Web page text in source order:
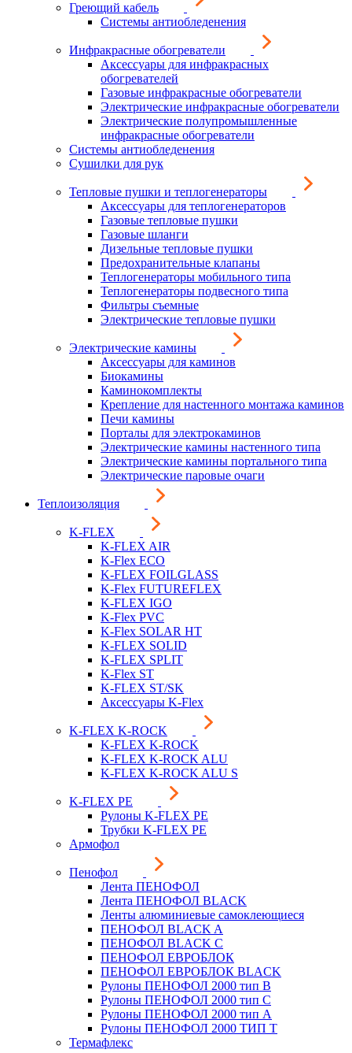
Греющий кабель
Системы антиобледенения
Инфракрасные обогреватели
Аксессуары для инфракрасных
обогревателей
Газовые инфракрасные обогреватели
Электрические инфракрасные обогреватели
Электрические полупромышленные
инфракрасные обогреватели
Системы антиобледенения
Сушилки для рук
Тепловые пушки и теплогенераторы
Аксессуары для теплогенераторов
Газовые тепловые пушки
Газовые шланги
Дизельные тепловые пушки
Предохранительные клапаны
Теплогенераторы мобильного типа
Теплогенераторы подвесного типа
Фильтры съемные
Электрические тепловые пушки
Электрические камины
Аксессуары для каминов
Биокамины
Каминокомплекты
Крепление для настенного монтажа каминов
Печи камины
Порталы для электрокаминов
Электрические камины настенного типа
Электрические камины портального типа
Электрические паровые очаги
Теплоизоляция
K-FLEX
K-FLEX AIR
K-Flex ECO
K-FLEX FOILGLASS
K-Flex FUTUREFLEX
K-FLEX IGO
K-Flex PVC
K-Flex SOLAR HT
K-FLEX SOLID
K-FLEX SPLIT
K-Flex ST
K-FLEX ST/SK
Аксессуары K-Flex
K-FLEX K-ROCK
K-FLEX K-ROCK
K-FLEX K-ROCK ALU
K-FLEX K-ROCK ALU S
K-FLEX PE
Рулоны K-FLEX PE
Трубки K-FLEX PE
Армофол
Пенофол
Лента ПЕНОФОЛ
Лента ПЕНОФОЛ BLACK
Ленты алюминиевые самоклеющиеся
ПЕНОФОЛ BLACK A
ПЕНОФОЛ BLACK С
ПЕНОФОЛ ЕВРОБЛОК
ПЕНОФОЛ ЕВРОБЛОК BLACK
Рулоны ПЕНОФОЛ 2000 тип B
Рулоны ПЕНОФОЛ 2000 тип C
Рулоны ПЕНОФОЛ 2000 тип А
Рулоны ПЕНОФОЛ 2000 ТИП Т
Термафлекс